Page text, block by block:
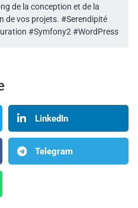
de la conception et de la
de vos projets. #Serendipité
#Symfony2 #WordPress
LinkedIn
Telegram